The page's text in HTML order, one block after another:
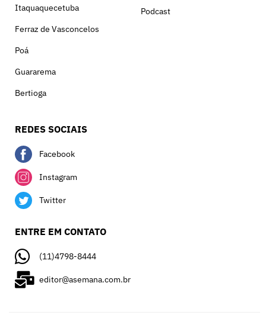
Itaquaquecetuba
Ferraz de Vasconcelos
Poá
Guararema
Bertioga
Podcast
REDES SOCIAIS
Facebook
Instagram
Twitter
ENTRE EM CONTATO
(11)4798-8444
editor@asemana.com.br